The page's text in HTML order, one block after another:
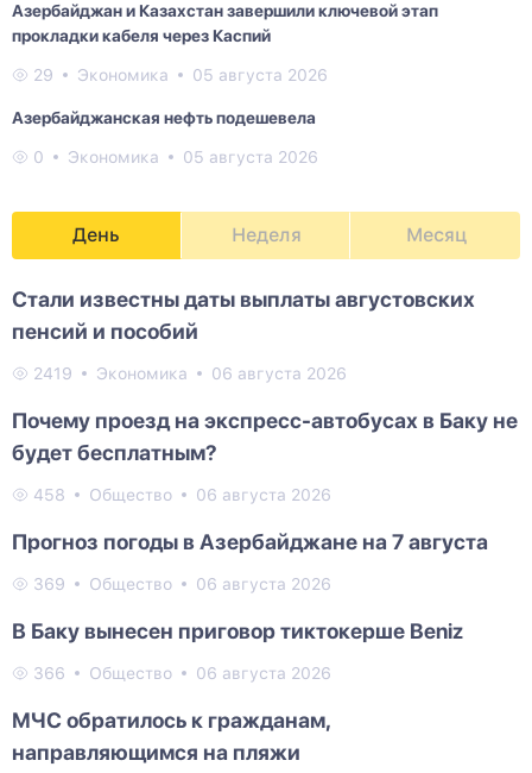
Азербайджан и Казахстан завершили ключевой этап
прокладки кабеля через Каспий
29 Экономика 05 августа 2026
Азербайджанская нефть подешевела
0 Экономика 05 августа 2026
День Неделя Месяц
Стали известны даты выплаты августовских
пенсий и пособий
2419 Экономика 06 августа 2026
Почему проезд на экспресс-автобусах в Баку не
будет бесплатным?
458 Общество 06 августа 2026
Прогноз погоды в Азербайджане на 7 августа
369 Общество 06 августа 2026
В Баку вынесен приговор тиктокерше Beniz
366 Общество 06 августа 2026
МЧС обратилось к гражданам,
направляющимся на пляжи